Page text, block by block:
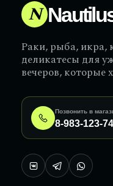
N
Раки, рыба, икра,
деликатесы для
вечеров, которые
Позвонить в
8-983-123-